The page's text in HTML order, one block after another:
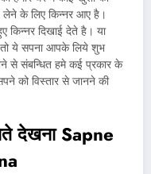
के लिए किन्नर आए है।
किन्नर दिखाई देते है। या
ये सपना आपके लिये शुभ
से संबन्धित हमे कई प्रकार के
को विस्तार से जानने की
देखना Sapne